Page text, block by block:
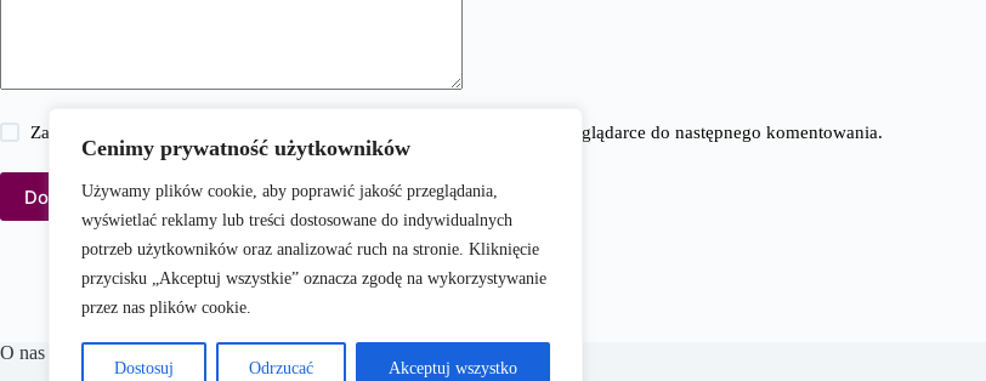
Cenimy prywatność użytkowników
Używamy plików cookie, aby poprawić jakość przeglądania,
wyświetlać reklamy lub treści dostosowane do indywidualnych
potrzeb użytkowników oraz analizować ruch na stronie. Kliknięcie
przycisku „Akceptuj wszystkie” oznacza zgodę na wykorzystywanie
przez nas plików cookie.
Dostosuj Odrzucać Akceptuj wszystko
Zapisz moje imię i nazwisko, adres e-mail i stronę internetową w tej przeglądarce do następnego komentowania.
Dodaj komentarz
O nas